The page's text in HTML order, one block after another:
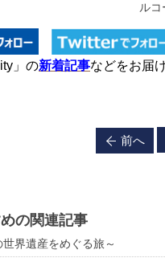
ル
」の新着記事などをお届
前へ
の関連記事
界遺産をめぐる旅～